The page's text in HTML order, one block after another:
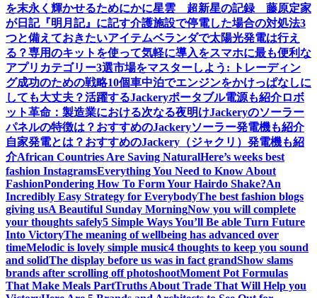
を末永く輝かせるためにかに星雲 超新星の記録 藤原定家
が日記『明月記』に記す介護施設で停電した場合の対処法3
つと備えておきたいアイテムベランダで太陽光発電は行え
る？専用のキットを使って気軽に導入をスマホに最も便利な
アプリカテゴリー3選市場をマスターしよう: トレーディン
グ成功のための戦略10個車中泊でエンジンをかけっぱなしに
しても大丈夫？活躍するJackeryポータブル電源も紹介ロボ
ット革命：製造業における次なる夜明けJackeryのソーラー
パネルの特徴は？おすすめのJackeryソーラー発電機も紹介
自家発電とは？おすすめのJackery（ジャクリ）発電機も紹
介African Countries Are Saving NaturalHere’s weeks best
fashion InstagramsEverything You Need to Know About
FashionPondering How To Form Your Hairdo Shake?An
Incredibly Easy Strategy for EverybodyThe best fashion blogs
giving usA Beautiful Sunday MorningNow you will complete
your thoughts safely5 Simple Ways You’ll Be able Turn Future
Into VictoryThe meaning of wellbeing has advanced over
timeMelodic is lovely simple music4 thoughts to keep you sound
and solidThe display before us was in fact grandShow slams
brands after scrolling off photoshootMoment Pot Formulas
That Make Meals PartTruths About Trade That Will Help you